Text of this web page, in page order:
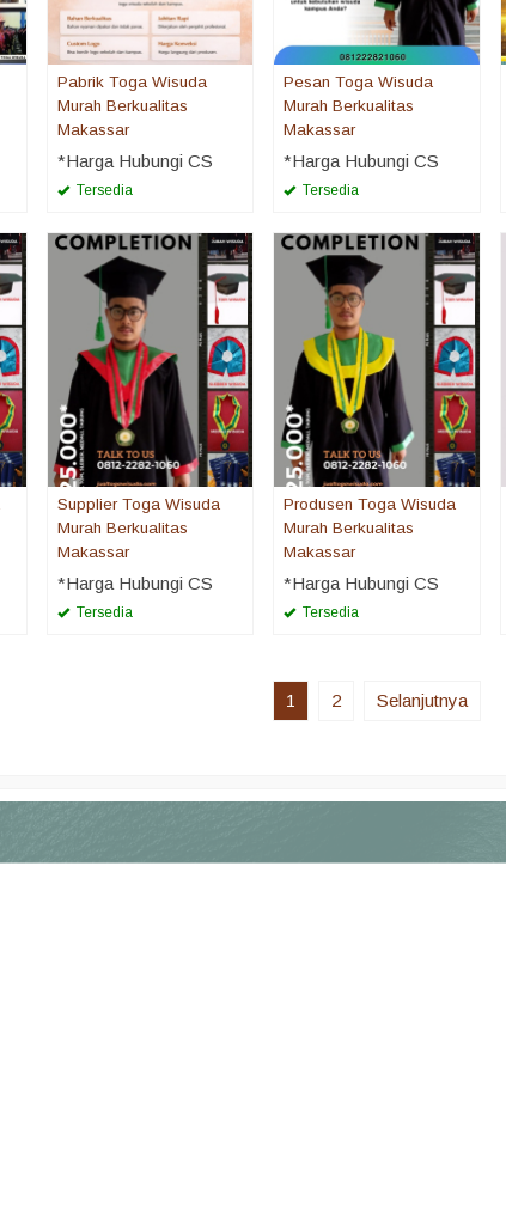
Pabrik Toga Wisuda
Murah Berkualitas
Makassar
*Harga Hubungi CS
Tersedia
Pesan Toga Wisuda
Murah Berkualitas
Makassar
*Harga Hubungi CS
Tersedia
Supplier Toga Wisuda
Murah Berkualitas
Makassar
*Harga Hubungi CS
Tersedia
Produsen Toga Wisuda
Murah Berkualitas
Makassar
*Harga Hubungi CS
Tersedia
1 2 Selanjutnya